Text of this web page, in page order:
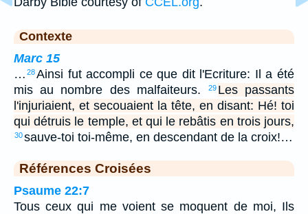
Contexte
Marc 15
… 28Ainsi fut accompli ce que dit l'Ecriture: Il a été
mis au nombre des malfaiteurs.
29 Les passants
l'injuriaient, et secouaient la tête, en disant: Hé! toi
qui détruis le temple, et qui le rebâtis en trois jours,
30sauve-toi toi-même, en descendant de la croix!…
Références Croisées
Psaume 22:7
Tous ceux qui me voient se moquent de moi, Ils